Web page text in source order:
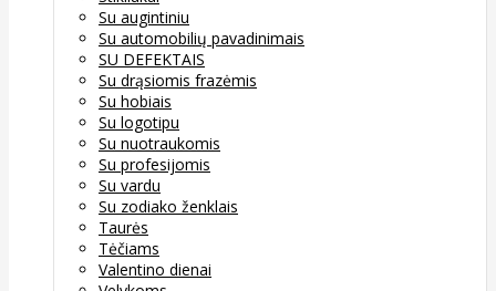
Su augintiniu
Su automobilių pavadinimais
SU DEFEKTAIS
Su drąsiomis frazėmis
Su hobiais
Su logotipu
Su nuotraukomis
Su profesijomis
Su vardu
Su zodiako ženklais
Taurės
Tėčiams
Valentino dienai